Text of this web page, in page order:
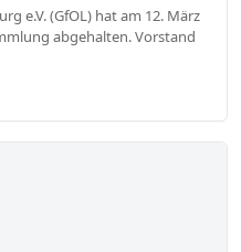
e.V. (GfOL) hat am 12. März
abgehalten. Vorstand